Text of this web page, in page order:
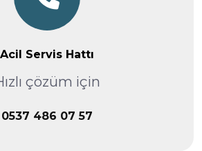
Acil Servis Hattı
çözüm için
0537 486 07 57